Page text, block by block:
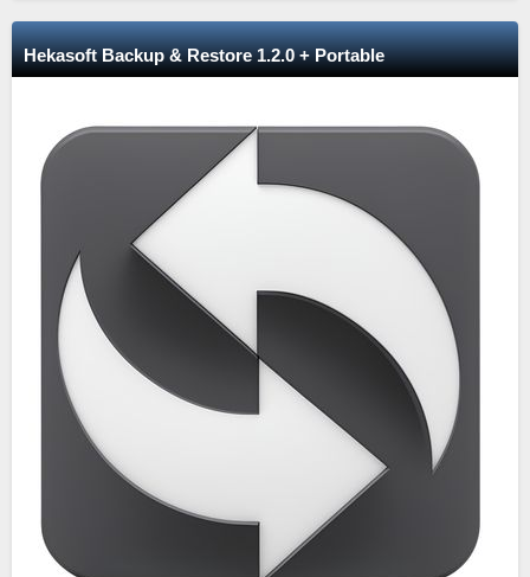
Hekasoft Backup & Restore 1.2.0 + Portable